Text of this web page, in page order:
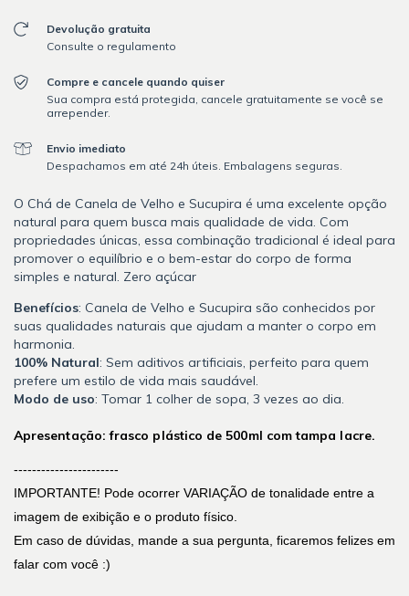
Devolução gratuita
Consulte o regulamento
Compre e cancele quando quiser
Sua compra está protegida, cancele gratuitamente se você se
arrepender.
Envio imediato
Despachamos em até 24h úteis. Embalagens seguras.
O Chá de Canela de Velho e Sucupira é uma excelente opção
natural para quem busca mais qualidade de vida. Com
propriedades únicas, essa combinação tradicional é ideal para
promover o equilíbrio e o bem-estar do corpo de forma
simples e natural. Zero açúcar
Benefícios: Canela de Velho e Sucupira são conhecidos por
suas qualidades naturais que ajudam a manter o corpo em
harmonia.
100% Natural: Sem aditivos artificiais, perfeito para quem
prefere um estilo de vida mais saudável.
Modo de uso: Tomar 1 colher de sopa, 3 vezes ao dia.
Apresentação: frasco plástico de 500ml com tampa lacre.
-----------------------
IMPORTANTE! Pode ocorrer VARIAÇÃO de tonalidade entre a
imagem de exibição e o produto físico.
Em caso de dúvidas, mande a sua pergunta, ficaremos felizes em
falar com você :)